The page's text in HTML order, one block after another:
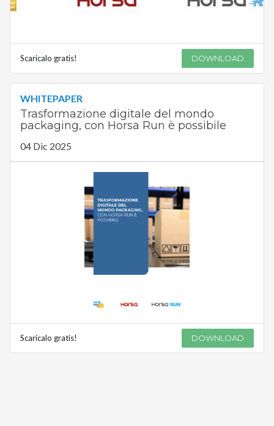
Scaricalo gratis! DOWNLOAD
WHITEPAPER
Trasformazione digitale del mondo
packaging, con Horsa Run è possibile
04 Dic 2025
Scaricalo gratis! DOWNLOAD